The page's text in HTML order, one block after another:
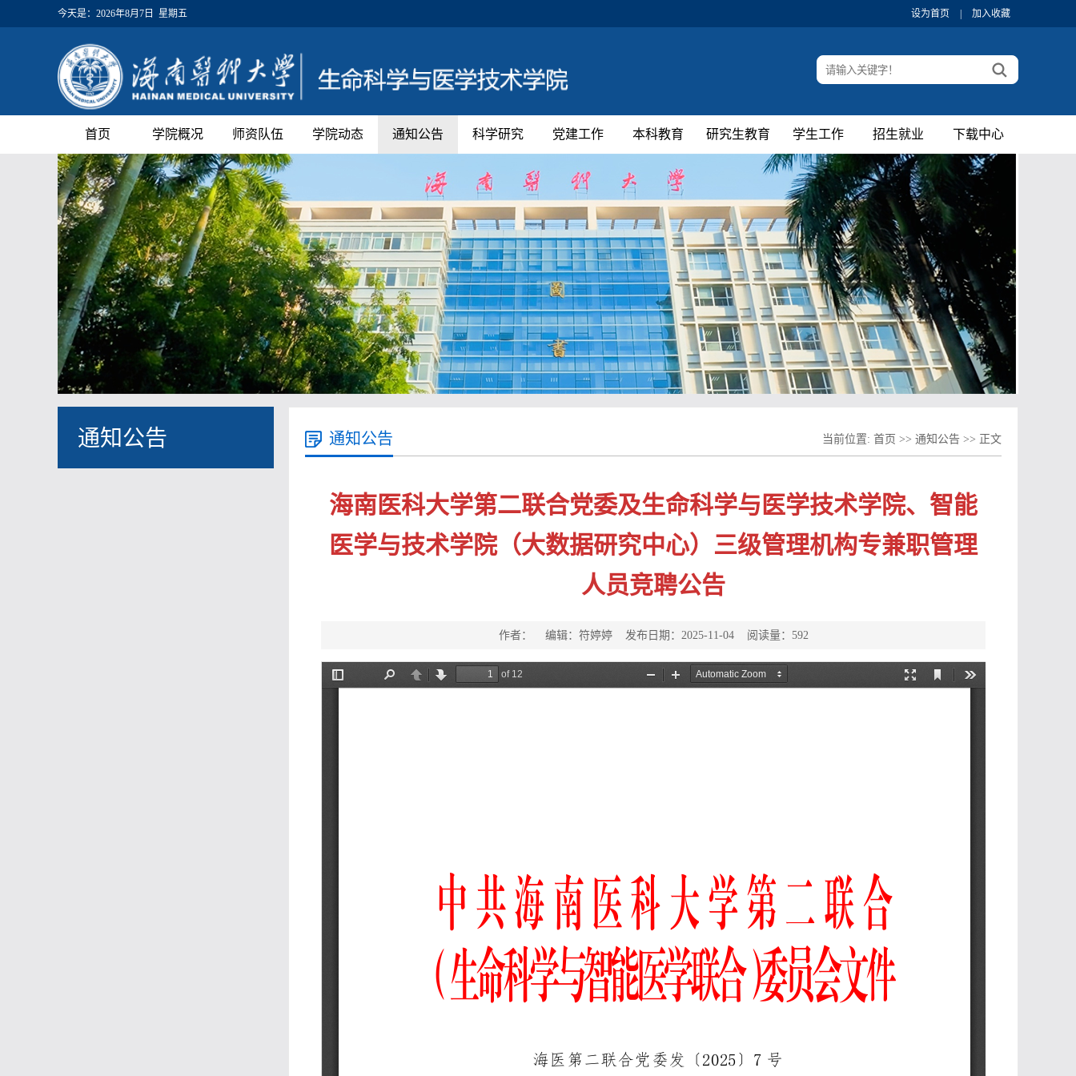
今天是： 2026年8月7日 星期五 设为首页 加入收藏
首页 学院概况 师资队伍 学院动态 通知公告 科学研究 党建工作 本科教育 研究生教育 学生工作 招生就业 下载中心
通知公告 通知公告 当前位置: 首页 >> 通知公告 >> 正文
海南医科大学第二联合党委及生命科学与医学技术学院、智能
医学与技术学院（大数据研究中心）三级管理机构专兼职管理
人员竞聘公告
作者： 编辑：符婷婷 发布日期：2025-11-04 阅读量： 592